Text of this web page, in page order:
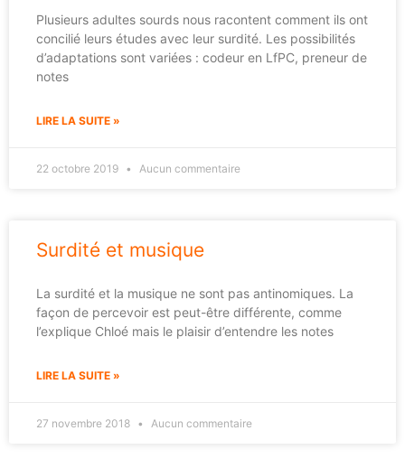
Plusieurs adultes sourds nous racontent comment ils ont
concilié leurs études avec leur surdité. Les possibilités
d’adaptations sont variées : codeur en LfPC, preneur de
notes
LIRE LA SUITE »
22 octobre 2019 Aucun commentaire
Surdité et musique
La surdité et la musique ne sont pas antinomiques. La
façon de percevoir est peut-être différente, comme
l’explique Chloé mais le plaisir d’entendre les notes
LIRE LA SUITE »
27 novembre 2018 Aucun commentaire